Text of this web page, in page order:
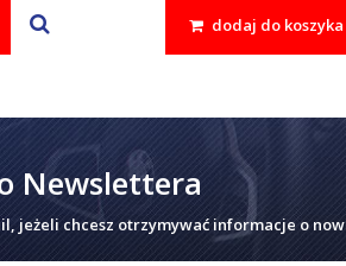
dodaj do koszyka
Newslettera
jeżeli chcesz otrzymywać informacje o